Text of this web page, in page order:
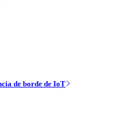
de borde de IoT